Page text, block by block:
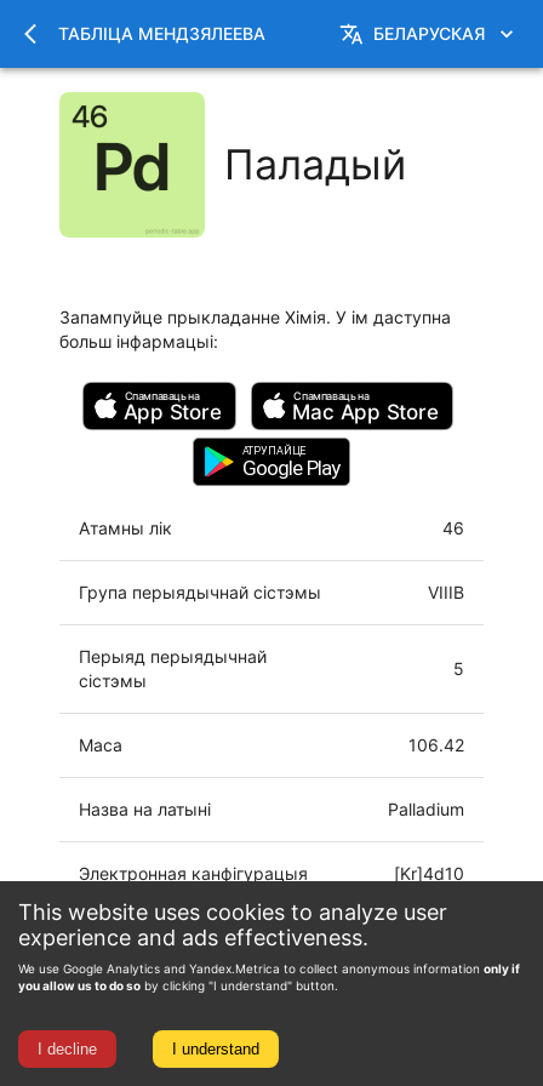
This website uses cookies to analyze user
experience and ads effectiveness.
We use Google Analytics and Yandex.Metrica to collect anonymous information only if
you allow us to do so by clicking "I understand" button.
I decline I understand
ТАБЛІЦА МЕНДЗЯЛЕЕВА БЕЛАРУСКАЯ
Паладый
Запампуйце прыкладанне Хімія. У ім даступна
больш інфармацыі:
Спампаваць на
App Store
Спампаваць на
Mac App Store
АТРУПАЙЦЕ
Google Play
Атамны лік 46
Група перыядычнай сістэмы VIIIB
Перыяд перыядычнай
сістэмы
5
Маса 106.42
Назва на латыні Palladium
Электронная канфігурацыя [Kr]4d10
Ступень акіслення